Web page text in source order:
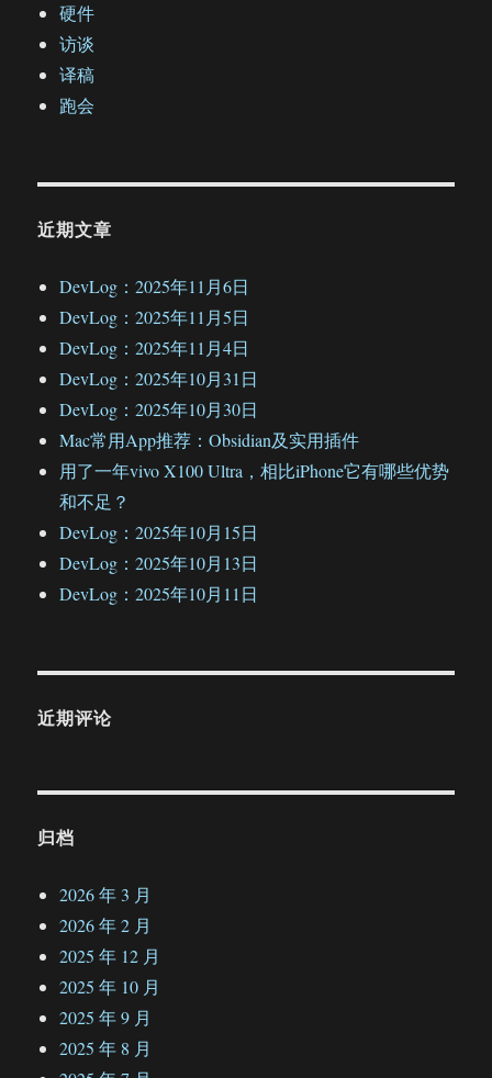
硬件
访谈
译稿
跑会
近期文章
DevLog：2025年11月6日
DevLog：2025年11月5日
DevLog：2025年11月4日
DevLog：2025年10月31日
DevLog：2025年10月30日
Mac常用App推荐：Obsidian及实用插件
用了一年vivo X100 Ultra，相比iPhone它有哪些优势
和不足？
DevLog：2025年10月15日
DevLog：2025年10月13日
DevLog：2025年10月11日
近期评论
归档
2026 年 3 月
2026 年 2 月
2025 年 12 月
2025 年 10 月
2025 年 9 月
2025 年 8 月